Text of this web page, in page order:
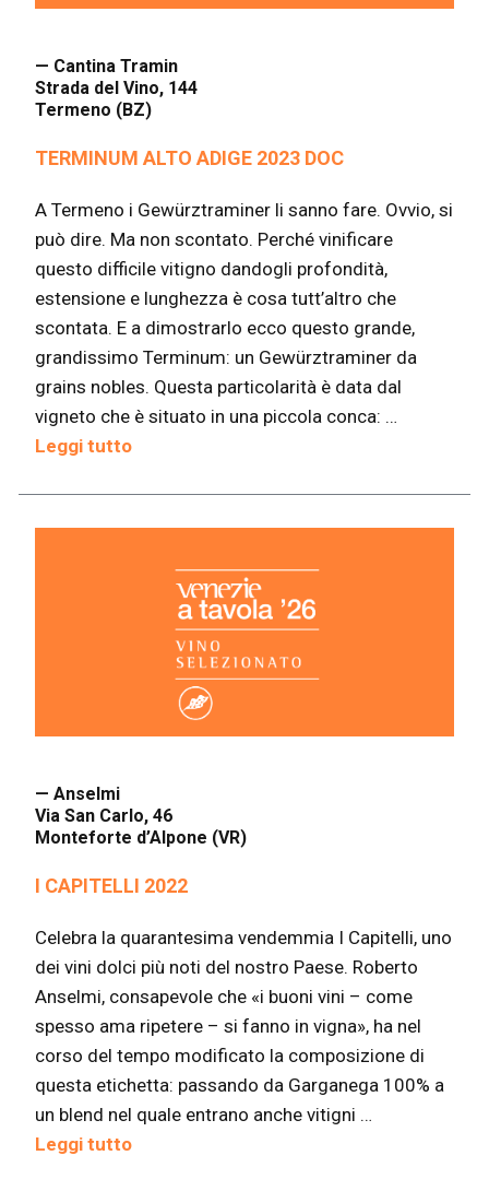
— Cantina Tramin
Strada del Vino, 144
Termeno (BZ)
TERMINUM ALTO ADIGE 2023 DOC
A Termeno i Gewürztraminer li sanno fare. Ovvio, si
può dire. Ma non scontato. Perché vinificare
questo difficile vitigno dandogli profondità,
estensione e lunghezza è cosa tutt’altro che
scontata. E a dimostrarlo ecco questo grande,
grandissimo Terminum: un Gewürztraminer da
grains nobles. Questa particolarità è data dal
vigneto che è situato in una piccola conca: …
Leggi tutto
— Anselmi
Via San Carlo, 46
Monteforte d’Alpone (VR)
I CAPITELLI 2022
Celebra la quarantesima vendemmia I Capitelli, uno
dei vini dolci più noti del nostro Paese. Roberto
Anselmi, consapevole che «i buoni vini – come
spesso ama ripetere – si fanno in vigna», ha nel
corso del tempo modificato la composizione di
questa etichetta: passando da Garganega 100% a
un blend nel quale entrano anche vitigni …
Leggi tutto